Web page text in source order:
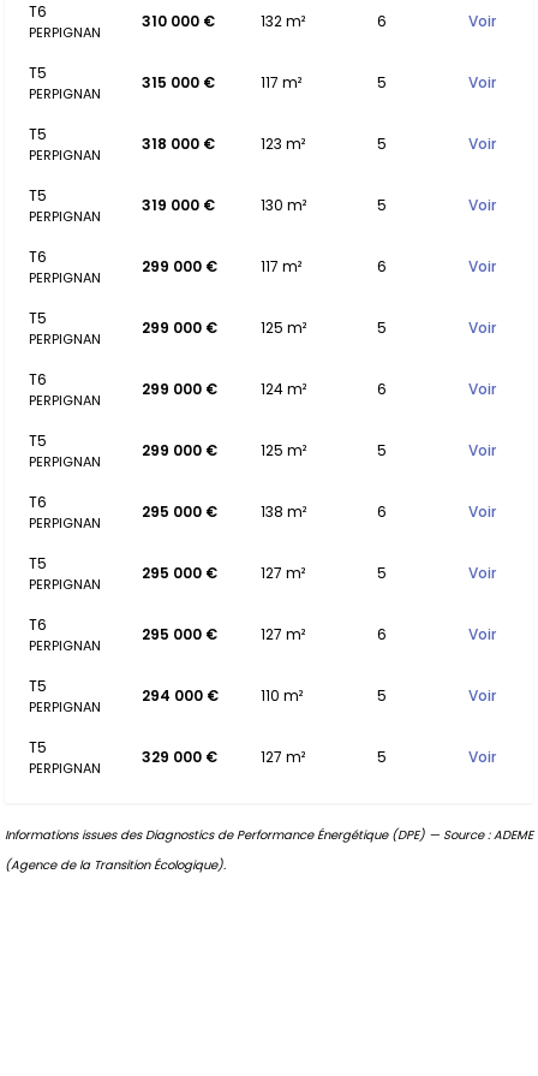
T6
PERPIGNAN
310 000 € 132 m² 6 Voir
T5
PERPIGNAN
315 000 € 117 m² 5 Voir
T5
PERPIGNAN
318 000 € 123 m² 5 Voir
T5
PERPIGNAN
319 000 € 130 m² 5 Voir
T6
PERPIGNAN
299 000 € 117 m² 6 Voir
T5
PERPIGNAN
299 000 € 125 m² 5 Voir
T6
PERPIGNAN
299 000 € 124 m² 6 Voir
T5
PERPIGNAN
299 000 € 125 m² 5 Voir
T6
PERPIGNAN
295 000 € 138 m² 6 Voir
T5
PERPIGNAN
295 000 € 127 m² 5 Voir
T6
PERPIGNAN
295 000 € 127 m² 6 Voir
T5
PERPIGNAN
294 000 € 110 m² 5 Voir
T5
PERPIGNAN
329 000 € 127 m² 5 Voir
Informations issues des Diagnostics de Performance Énergétique (DPE) — Source : ADEME
(Agence de la Transition Écologique).